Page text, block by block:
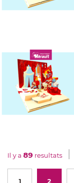
Il y a 89 resultats
1 2